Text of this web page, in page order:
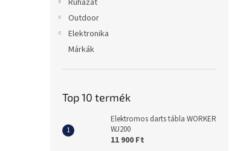
Ruházat
Outdoor
Elektronika
Márkák
Top 10 termék
Elektromos darts tábla WORKER
WJ200
11 900 Ft